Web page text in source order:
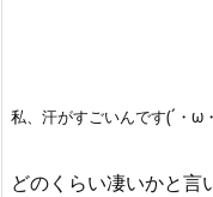
私、汗がすごいんです(´・ω
どのくらい凄いかと言